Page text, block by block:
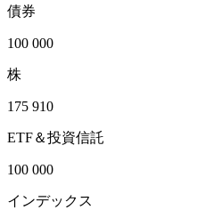
債券
100 000
株
175 910
ETF＆投資信託
100 000
インデックス